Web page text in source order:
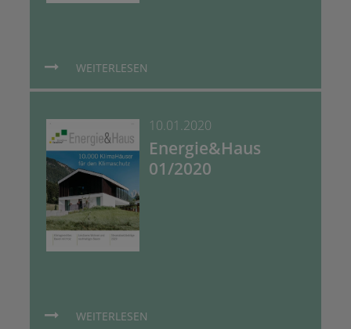
WEITERLESEN
10.01.2020
Energie&Haus
01/2020
WEITERLESEN